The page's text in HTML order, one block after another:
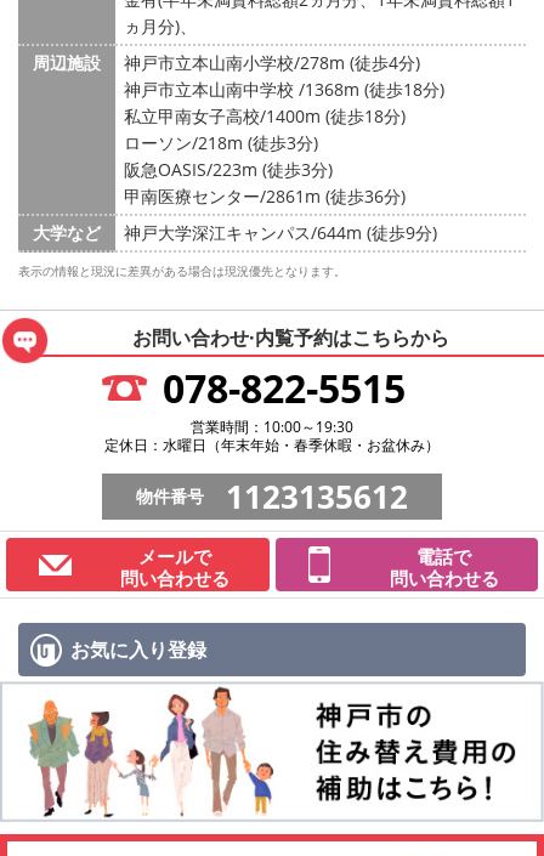
ヵ月分)、
周辺施設
神戸市立本山南小学校/278m (徒歩4分)
神戸市立本山南中学校 /1368m (徒歩18分)
私立甲南女子高校/1400m (徒歩18分)
ローソン/218m (徒歩3分)
阪急OASIS/223m (徒歩3分)
甲南医療センター/2861m (徒歩36分)
大学など
神戸大学深江キャンパス/644m (徒歩9分)
表示の情報と現況に差異がある場合は現況優先となります。
お問い合わせ·内覧予約はこちらから
078-822-5515
営業時間：10:00～19:30
定休日：水曜日（年末年始・春季休暇・お盆休み）
物件番号 1123135612
メールで
問い合わせる
電話で
問い合わせる
お気に入り登録